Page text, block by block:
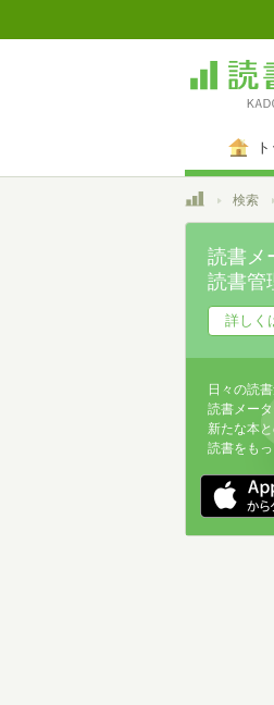
トップ検索
読書メ
読書管
詳しく
日々の読
読書メータ
新たな本
読書をもっ